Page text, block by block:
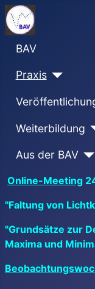
BAV
Praxis
Weiterbildung
Aus der BAV
Online-Meeting
"Faltung von
"Grundsätze zur
Maxima und